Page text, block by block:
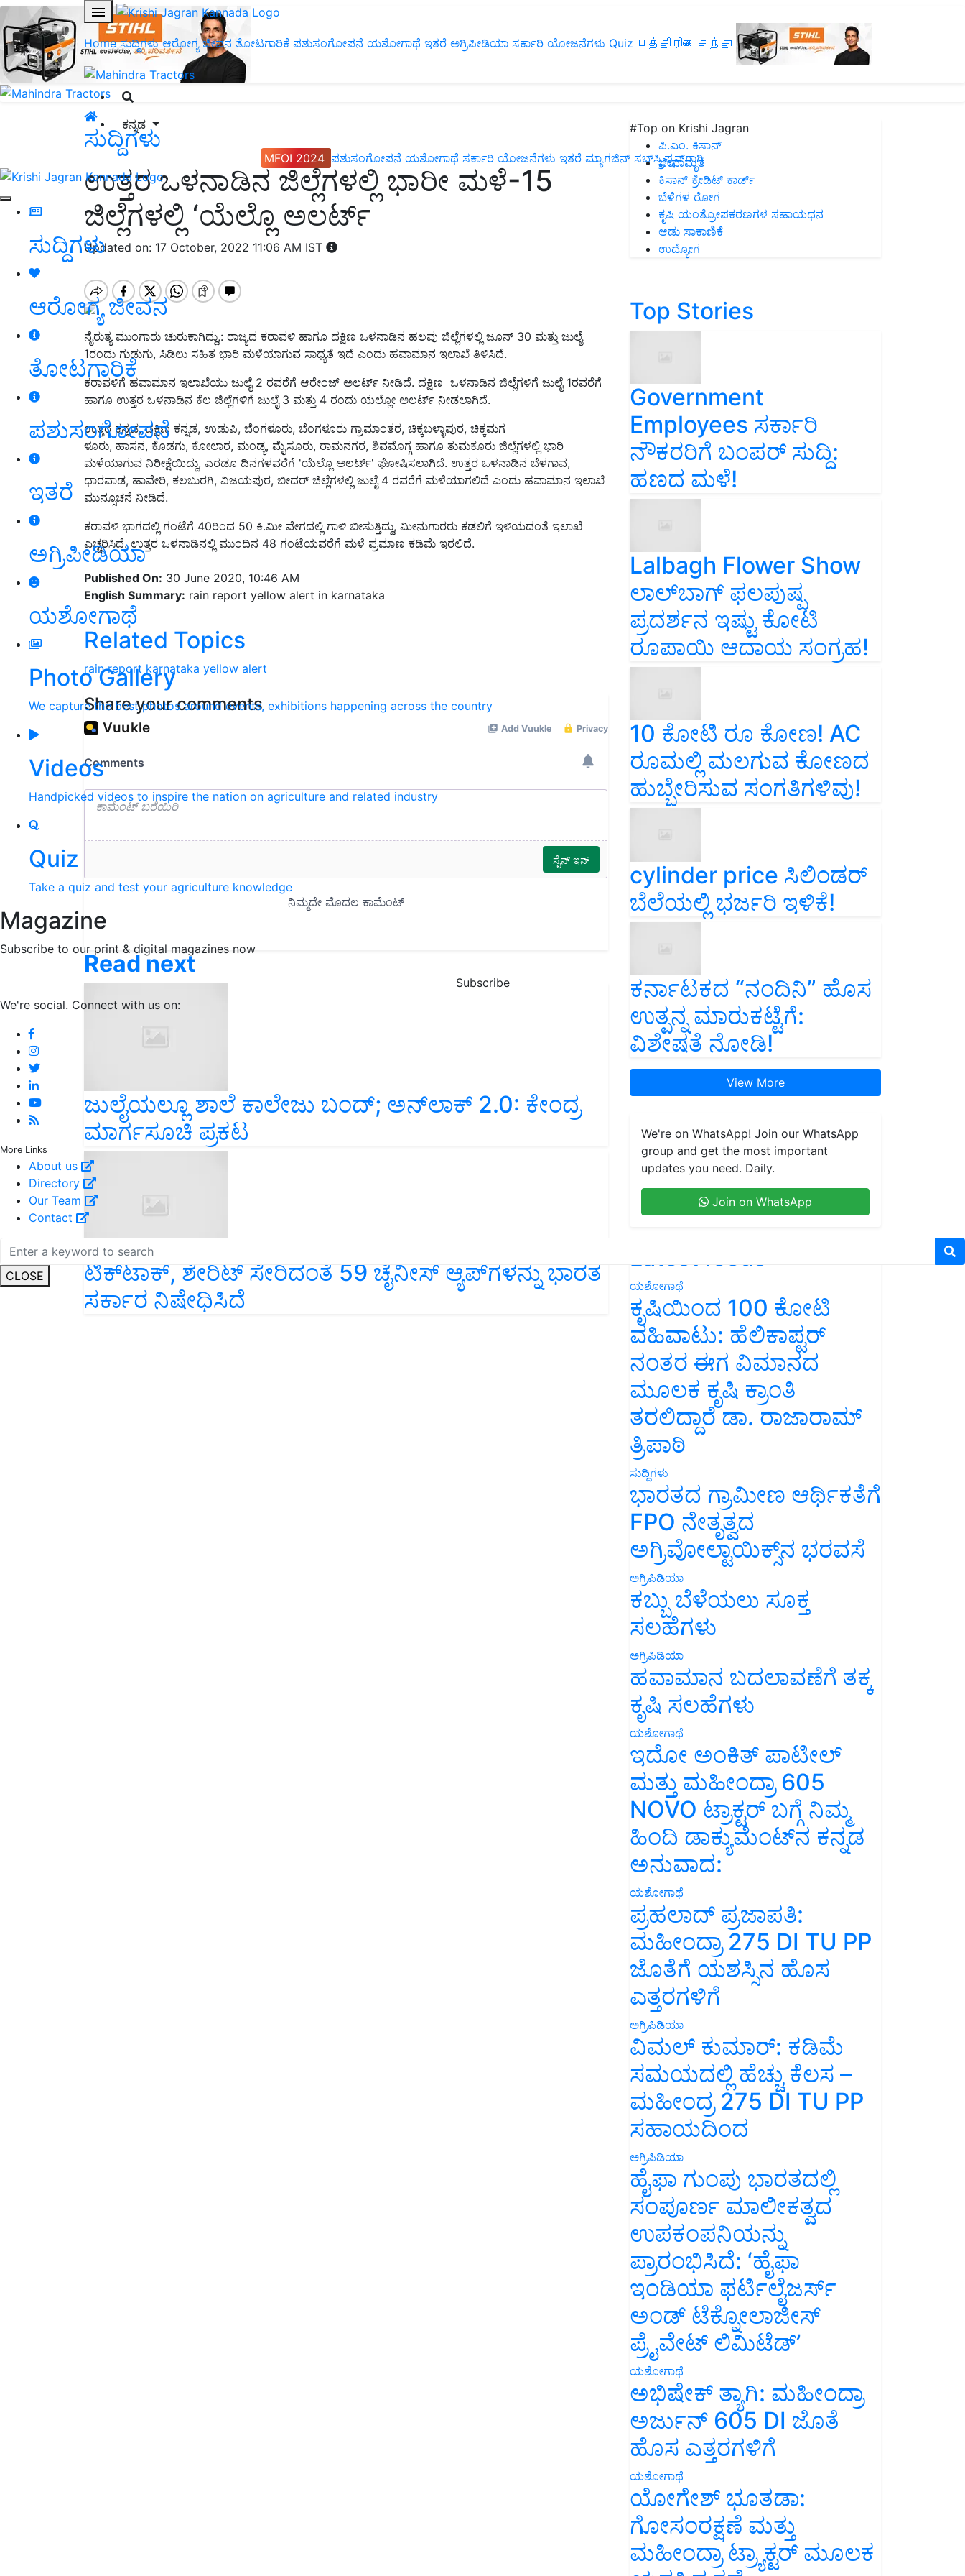
Home ಸುದ್ದಿಗಳು ಆರೋಗ್ಯ ಜೀವನ ತೋಟಗಾರಿಕೆ ಪಶುಸಂಗೋಪನೆ ಯಶೋಗಾಥೆ ಇತರೆ ಅಗ್ರಿಪೀಡಿಯಾ ಸರ್ಕಾರಿ ಯೋಜನೆಗಳು Quiz பத்திரிகை சந்தா
ಕನ್ನಡ
MFOI 2024 ಪಶುಸಂಗೋಪನೆ ಯಶೋಗಾಥೆ ಸರ್ಕಾರಿ ಯೋಜನೆಗಳು ಇತರೆ ಮ್ಯಾಗಜಿನ್‌ ಸಬ್‌ಸ್ಕ್ರಿಪ್ಷನ್‌ಗಾಗಿ
ಸುದ್ದಿಗಳು
ಆರೋಗ್ಯ ಜೀವನ
ತೋಟಗಾರಿಕೆ
ಪಶುಸಂಗೋಪನೆ
ಇತರೆ
ಅಗ್ರಿಪೀಡಿಯಾ
ಯಶೋಗಾಥೆ
Photo Gallery
We capture the best photos around events, exhibitions happening across the country
Videos
Handpicked videos to inspire the nation on agriculture and related industry
Quiz
Take a quiz and test your agriculture knowledge
Magazine
Subscribe to our print & digital magazines now
Subscribe
We're social. Connect with us on:
More Links
About us
Directory
Our Team
Contact
CLOSE
ಸುದ್ದಿಗಳು
ಉತ್ತರ ಒಳನಾಡಿನ ಜಿಲ್ಲೆಗಳಲ್ಲಿ ಭಾರೀ ಮಳೆ-15
ಜಿಲ್ಲೆಗಳಲ್ಲಿ ‘ಯೆಲ್ಲೊ ಅಲರ್ಟ್
Updated on: 17 October, 2022 11:06 AM IST
ನೈರುತ್ಯ ಮುಂಗಾರು ಚುರುಕಾಗಿದ್ದು,: ರಾಜ್ಯದ ಕರಾವಳಿ ಹಾಗೂ ದಕ್ಷಿಣ ಒಳನಾಡಿನ ಹಲವು ಜಿಲ್ಲೆಗಳಲ್ಲಿ ಜೂನ್‌ 30 ಮತ್ತು ಜುಲೈ
1ರಂದು ಗುಡುಗು, ಸಿಡಿಲು ಸಹಿತ ಭಾರಿ ಮಳೆಯಾಗುವ ಸಾಧ್ಯತೆ ಇದೆ ಎಂದು ಹವಾಮಾನ ಇಲಾಖೆ ತಿಳಿಸಿದೆ.
ಕರಾವಳಿಗೆ ಹವಾಮಾನ ಇಲಾಖೆಯು ಜುಲೈ 2 ರವರೆಗೆ ಆರೇಂಜ್ ಅಲರ್ಟ್ ನೀಡಿದೆ. ದಕ್ಷಿಣ ಒಳನಾಡಿನ ಜಿಲ್ಲೆಗಳಿಗೆ ಜುಲೈ 1ರವರೆಗೆ
ಹಾಗೂ ಉತ್ತರ ಒಳನಾಡಿನ ಕೆಲ ಜಿಲ್ಲೆಗಳಿಗೆ ಜುಲೈ 3 ಮತ್ತು 4 ರಂದು ಯಲ್ಲೋ ಅಲರ್ಟ್ ನೀಡಲಾಗಿದೆ.
ಉತ್ತರ ಕನ್ನಡ, ದಕ್ಷಿಣ ಕನ್ನಡ, ಉಡುಪಿ, ಬೆಂಗಳೂರು, ಬೆಂಗಳೂರು ಗ್ರಾಮಾಂತರ, ಚಿಕ್ಕಬಳ್ಳಾಪುರ, ಚಿಕ್ಕಮಗ
ಳೂರು, ಹಾಸನ, ಕೊಡಗು, ಕೋಲಾರ, ಮಂಡ್ಯ, ಮೈಸೂರು, ರಾಮನಗರ, ಶಿವಮೊಗ್ಗ ಹಾಗೂ ತುಮಕೂರು ಜಿಲ್ಲೆಗಳಲ್ಲಿ ಭಾರಿ
ಮಳೆಯಾಗುವ ನಿರೀಕ್ಷೆಯಿದ್ದು, ಎರಡೂ ದಿನಗಳವರೆಗೆ 'ಯೆಲ್ಲೊ ಅಲರ್ಟ್' ಘೋಷಿಸಲಾಗಿದೆ. ಉತ್ತರ ಒಳನಾಡಿನ ಬೆಳಗಾವ,
ಧಾರವಾಡ, ಹಾವೇರಿ, ಕಲಬುರಗಿ, ವಿಜಯಪುರ, ಬೀದರ್ ಜಿಲ್ಲೆಗಳಲ್ಲಿ ಜುಲೈ 4 ರವರೆಗೆ ಮಳೆಯಾಗಲಿದೆ ಎಂದು ಹವಾಮಾನ ಇಲಾಖೆ
ಮುನ್ಸೂಚನೆ ನೀಡಿದೆ.
ಕರಾವಳಿ ಭಾಗದಲ್ಲಿ ಗಂಟೆಗೆ 40ರಿಂದ 50 ಕಿ.ಮೀ ವೇಗದಲ್ಲಿ ಗಾಳಿ ಬೀಸುತ್ತಿದ್ದು, ಮೀನುಗಾರರು ಕಡಲಿಗೆ ಇಳಿಯದಂತೆ ಇಲಾಖೆ
ಎಚ್ಚರಿಸಿದೆ. ಉತ್ತರ ಒಳನಾಡಿನಲ್ಲಿ ಮುಂದಿನ 48 ಗಂಟೆಯವರೆಗೆ ಮಳೆ ಪ್ರಮಾಣ ಕಡಿಮೆ ಇರಲಿದೆ.
Published On: 30 June 2020, 10:46 AM
English Summary: rain report yellow alert in karnataka
Related Topics
rain report karnataka yellow alert
Share your comments
Read next
ಜುಲೈಯಲ್ಲೂ ಶಾಲೆ ಕಾಲೇಜು ಬಂದ್; ಅನ್‌ಲಾಕ್‌ 2.0: ಕೇಂದ್ರ
ಮಾರ್ಗಸೂಚಿ ಪ್ರಕಟ
ಟಿಕ್‌ಟಾಕ್, ಶೇರಿಟ್ ಸೇರಿದಂತೆ 59 ಚೈನೀಸ್ ಆ್ಯಪ್‌ಗಳನ್ನು ಭಾರತ
ಸರ್ಕಾರ ನಿಷೇಧಿಸಿದೆ
#Top on Krishi Jagran
ಪಿ.ಎಂ. ಕಿಸಾನ್
ಜೀವಾಮೃತ
ಕಿಸಾನ್ ಕ್ರೇಡಿಟ್ ಕಾರ್ಡ್
ಬೆಳೆಗಳ ರೋಗ
ಕೃಷಿ ಯಂತ್ರೋಪಕರಣಗಳ ಸಹಾಯಧನ
ಆಡು ಸಾಕಾಣಿಕೆ
ಉದ್ಯೋಗ
Top Stories
Government
Employees ಸರ್ಕಾರಿ
ನೌಕರರಿಗೆ ಬಂಪರ್‌ ಸುದ್ದಿ:
ಹಣದ ಮಳೆ!
Lalbagh Flower Show
ಲಾಲ್‌ಬಾಗ್ ಫಲಪುಷ್ಪ
ಪ್ರದರ್ಶನ ಇಷ್ಟು ಕೋಟಿ
ರೂಪಾಯಿ ಆದಾಯ ಸಂಗ್ರಹ!
10 ಕೋಟಿ ರೂ ಕೋಣ! AC
ರೂಮಲ್ಲಿ ಮಲಗುವ ಕೋಣದ
ಹುಬ್ಬೇರಿಸುವ ಸಂಗತಿಗಳಿವು!
cylinder price ಸಿಲಿಂಡರ್‌
ಬೆಲೆಯಲ್ಲಿ ಭರ್ಜರಿ ಇಳಿಕೆ!
ಕರ್ನಾಟಕದ “ನಂದಿನಿ” ಹೊಸ
ಉತ್ಪನ್ನ ಮಾರುಕಟ್ಟೆಗೆ:
ವಿಶೇಷತೆ ನೋಡಿ!
View More
We're on WhatsApp! Join our WhatsApp
group and get the most important
updates you need. Daily.
Join on WhatsApp
Latest feeds
ಯಶೋಗಾಥೆ
ಕೃಷಿಯಿಂದ 100 ಕೋಟಿ
ವಹಿವಾಟು: ಹೆಲಿಕಾಪ್ಟರ್
ನಂತರ ಈಗ ವಿಮಾನದ
ಮೂಲಕ ಕೃಷಿ ಕ್ರಾಂತಿ
ತರಲಿದ್ದಾರೆ ಡಾ. ರಾಜಾರಾಮ್
ತ್ರಿಪಾಠಿ
ಸುದ್ದಿಗಳು
ಭಾರತದ ಗ್ರಾಮೀಣ ಆರ್ಥಿಕತೆಗೆ
FPO ನೇತೃತ್ವದ
ಅಗ್ರಿವೋಲ್ಟಾಯಿಕ್ಸ್‌ನ ಭರವಸೆ
ಅಗ್ರಿಪಿಡಿಯಾ
ಕಬ್ಬು ಬೆಳೆಯಲು ಸೂಕ್ತ
ಸಲಹೆಗಳು
ಅಗ್ರಿಪಿಡಿಯಾ
ಹವಾಮಾನ ಬದಲಾವಣೆಗೆ ತಕ್ಕ
ಕೃಷಿ ಸಲಹೆಗಳು
ಯಶೋಗಾಥೆ
ಇದೋ ಅಂಕಿತ್ ಪಾಟೀಲ್
ಮತ್ತು ಮಹೀಂದ್ರಾ 605
NOVO ಟ್ರಾಕ್ಟರ್ ಬಗ್ಗೆ ನಿಮ್ಮ
ಹಿಂದಿ ಡಾಕ್ಯುಮೆಂಟ್‌ನ ಕನ್ನಡ
ಅನುವಾದ:
ಯಶೋಗಾಥೆ
ಪ್ರಹಲಾದ್ ಪ್ರಜಾಪತಿ:
ಮಹೀಂದ್ರಾ 275 DI TU PP
ಜೊತೆಗೆ ಯಶಸ್ಸಿನ ಹೊಸ
ಎತ್ತರಗಳಿಗೆ
ಅಗ್ರಿಪಿಡಿಯಾ
ವಿಮಲ್ ಕುಮಾರ್: ಕಡಿಮೆ
ಸಮಯದಲ್ಲಿ ಹೆಚ್ಚು ಕೆಲಸ –
ಮಹೀಂದ್ರ 275 DI TU PP
ಸಹಾಯದಿಂದ
ಅಗ್ರಿಪಿಡಿಯಾ
ಹೈಫಾ ಗುಂಪು ಭಾರತದಲ್ಲಿ
ಸಂಪೂರ್ಣ ಮಾಲೀಕತ್ವದ
ಉಪಕಂಪನಿಯನ್ನು
ಪ್ರಾರಂಭಿಸಿದೆ: ‘ಹೈಫಾ
ಇಂಡಿಯಾ ಫರ್ಟಿಲೈಜರ್ಸ್
ಅಂಡ್ ಟೆಕ್ನೋಲಾಜೀಸ್
ಪ್ರೈವೇಟ್ ಲಿಮಿಟೆಡ್’
ಯಶೋಗಾಥೆ
ಅಭಿಷೇಕ್ ತ್ಯಾಗಿ: ಮಹೀಂದ್ರಾ
ಅರ್ಜುನ್ 605 DI ಜೊತೆ
ಹೊಸ ಎತ್ತರಗಳಿಗೆ
ಯಶೋಗಾಥೆ
ಯೋಗೇಶ್ ಭೂತಡಾ:
ಗೋಸಂರಕ್ಷಣೆ ಮತ್ತು
ಮಹೀಂದ್ರಾ ಟ್ರ್ಯಾಕ್ಟರ್ ಮೂಲಕ